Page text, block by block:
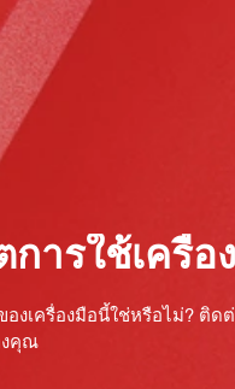
ารใช้เครื่อ
งเครื่องมือนี้ใช่หรือไม่? ติด
งคุณ